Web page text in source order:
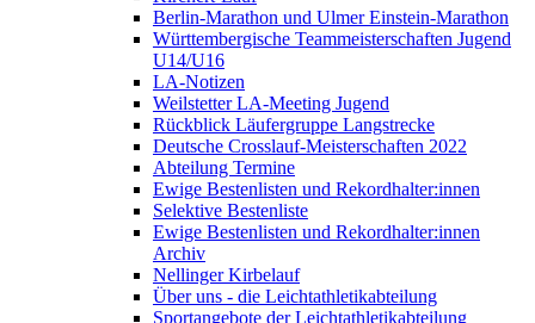
Berlin-Marathon und Ulmer Einstein-Marathon
Württembergische Teammeisterschaften Jugend
U14/U16
LA-Notizen
Weilstetter LA-Meeting Jugend
Rückblick Läufergruppe Langstrecke
Deutsche Crosslauf-Meisterschaften 2022
Abteilung Termine
Ewige Bestenlisten und Rekordhalter:innen
Selektive Bestenliste
Ewige Bestenlisten und Rekordhalter:innen
Archiv
Nellinger Kirbelauf
Über uns - die Leichtathletikabteilung
Sportangebote der Leichtathletikabteilung